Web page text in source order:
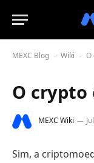
MEXC Blog - Wiki - O
O crypto
MEXC Wiki
Sim, a